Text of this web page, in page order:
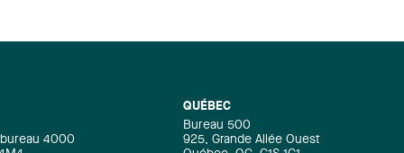
bureau 4000
QUÉBEC
Bureau 500
925, Grande Allée Ouest